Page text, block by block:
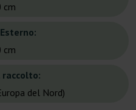
cm
cm
raccolto:
del Nord)